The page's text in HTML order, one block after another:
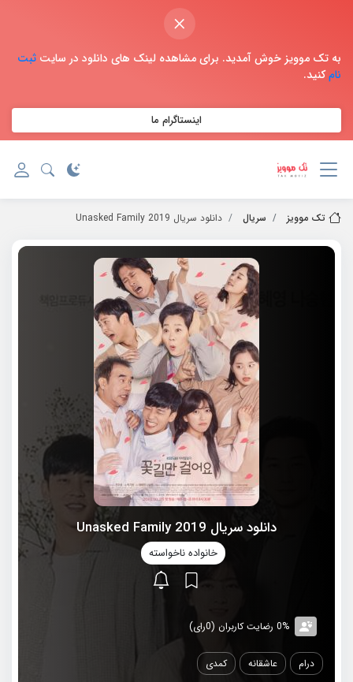
×
به تک موویز خوش آمدید. برای مشاهده لینک های دانلود در سایت ثبت
نامکنید.
اینستاگرام ما
تک موویز سریال دانلود سریال 2019 Unasked Family
دانلود سریال 2019 Unasked Family
خانواده ناخواسته
0% رضایت کاربران (0رای)
درام عاشقانه کمدی